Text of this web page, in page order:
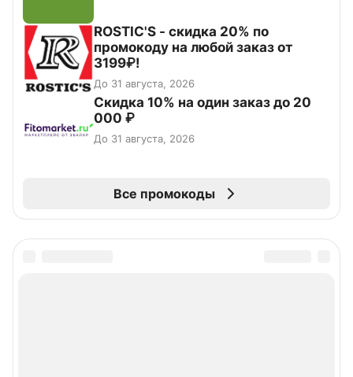
ROSTIC'S - скидка 20% по
промокоду на любой заказ от
3199₽!
До 31 августа, 2026
Скидка 10% на один заказ до 20
000 ₽
До 31 августа, 2026
Все промокоды